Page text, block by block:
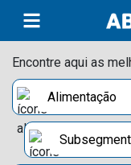
Encontre aqui as